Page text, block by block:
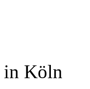
in Köln